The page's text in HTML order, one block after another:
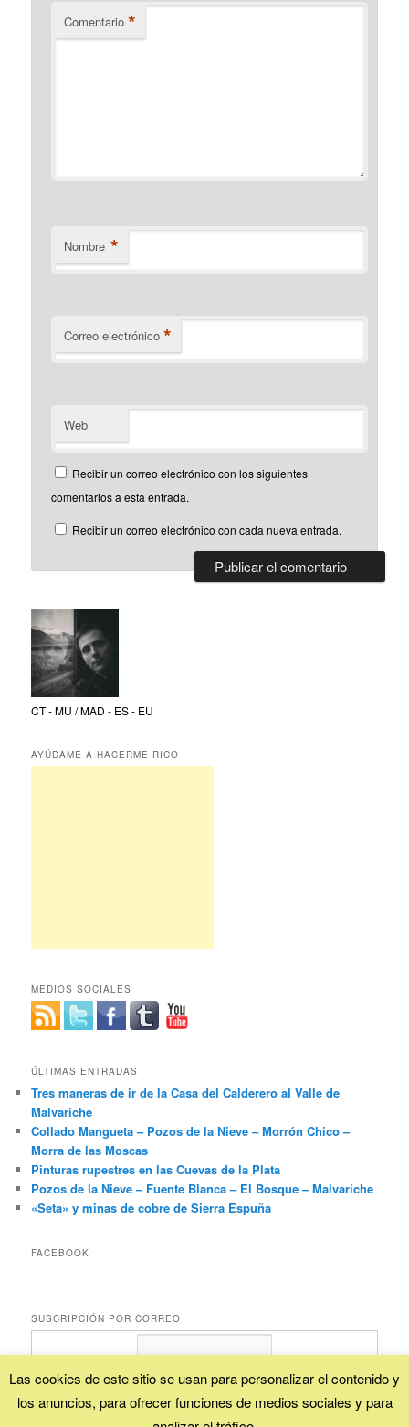
Comentario *
Nombre *
Correo electrónico *
Web
Recibir un correo electrónico con los siguientes
comentarios a esta entrada.
Recibir un correo electrónico con cada nueva entrada.
CT - MU / MAD - ES - EU
AYÚDAME A HACERME RICO
MEDIOS SOCIALES
ÚLTIMAS ENTRADAS
Tres maneras de ir de la Casa del Calderero al Valle de
Malvariche
Collado Mangueta – Pozos de la Nieve – Morrón Chico –
Morra de las Moscas
Pinturas rupestres en las Cuevas de la Plata
Pozos de la Nieve – Fuente Blanca – El Bosque – Malvariche
«Seta» y minas de cobre de Sierra Espuña
FACEBOOK
SUSCRIPCIÓN POR CORREO
Proporcionado porFeedBurner
Las cookies de este sitio se usan para personalizar el contenido y
los anuncios, para ofrecer funciones de medios sociales y para